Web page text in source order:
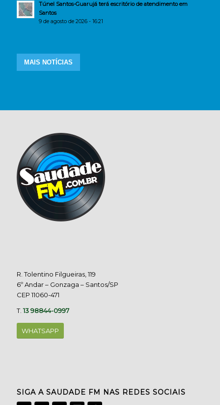
Túnel Santos-Guarujá terá escritório de atendimento em
Santos
9 de agosto de 2026 - 16:21
MAIS NOTÍCIAS
R. Tolentino Filgueiras, 119
6º Andar – Gonzaga – Santos/SP
CEP 11060-471
T.13 98844-0997
WHATSAPP
SIGA A SAUDADE FM NAS REDES SOCIAIS